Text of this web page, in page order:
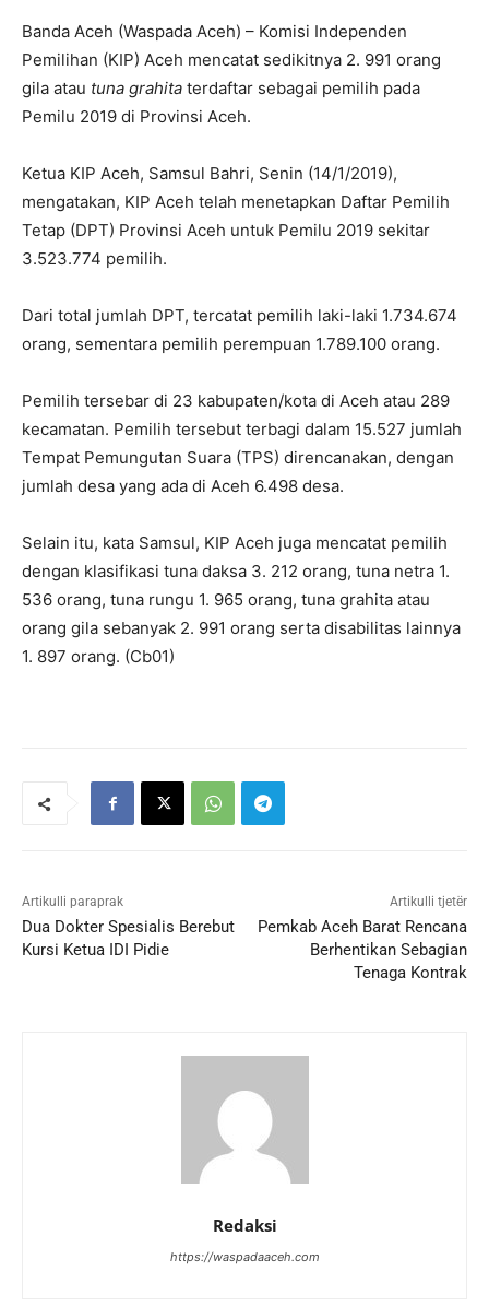
Banda Aceh (Waspada Aceh) – Komisi Independen
Pemilihan (KIP) Aceh mencatat sedikitnya 2. 991 orang
gila atau tuna grahita terdaftar sebagai pemilih pada
Pemilu 2019 di Provinsi Aceh.
Ketua KIP Aceh, Samsul Bahri, Senin (14/1/2019),
mengatakan, KIP Aceh telah menetapkan Daftar Pemilih
Tetap (DPT) Provinsi Aceh untuk Pemilu 2019 sekitar
3.523.774 pemilih.
Dari total jumlah DPT, tercatat pemilih laki-laki 1.734.674
orang, sementara pemilih perempuan 1.789.100 orang.
Pemilih tersebar di 23 kabupaten/kota di Aceh atau 289
kecamatan. Pemilih tersebut terbagi dalam 15.527 jumlah
Tempat Pemungutan Suara (TPS) direncanakan, dengan
jumlah desa yang ada di Aceh 6.498 desa.
Selain itu, kata Samsul, KIP Aceh juga mencatat pemilih
dengan klasifikasi tuna daksa 3. 212 orang, tuna netra 1.
536 orang, tuna rungu 1. 965 orang, tuna grahita atau
orang gila sebanyak 2. 991 orang serta disabilitas lainnya
1. 897 orang. (Cb01)
Artikulli paraprak
Dua Dokter Spesialis Berebut
Kursi Ketua IDI Pidie
Artikulli tjetër
Pemkab Aceh Barat Rencana
Berhentikan Sebagian
Tenaga Kontrak
Redaksi
https://waspadaaceh.com